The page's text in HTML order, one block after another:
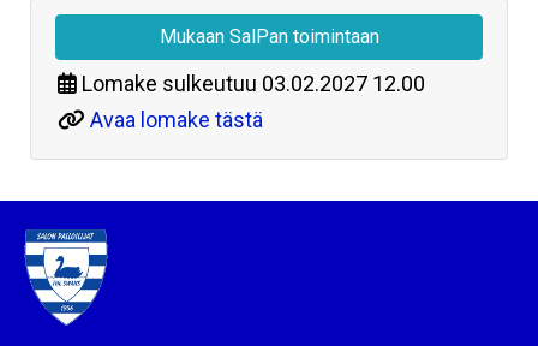
Mukaan SalPan toimintaan
Lomake sulkeutuu 03.02.2027 12.00
Avaa lomake tästä